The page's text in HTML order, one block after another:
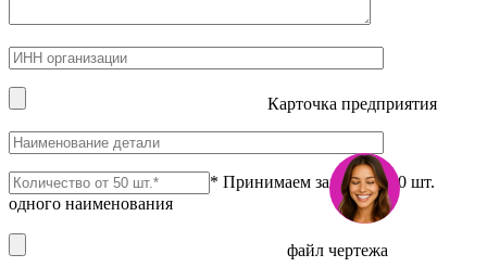
Карточка предприятия
* Принимаем заказы от 50 шт.
одного наименования
файл чертежа